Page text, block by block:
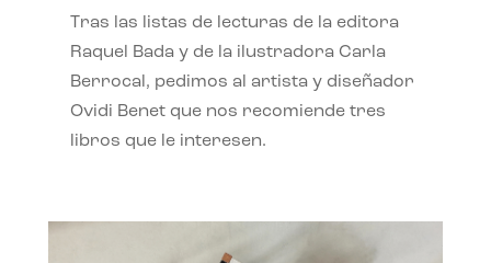
Tras las listas de lecturas de la editora
Raquel Bada y de la ilustradora Carla
Berrocal, pedimos al artista y diseñador
Ovidi Benet que nos recomiende tres
libros que le interesen.